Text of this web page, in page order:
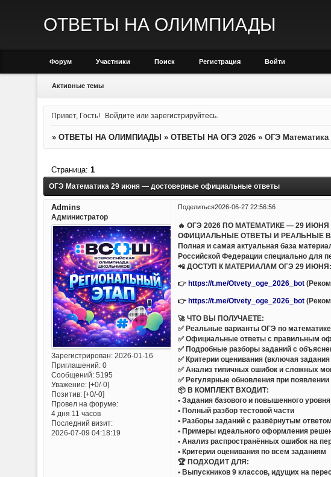
ОТВЕТЫ НА ОЛИМПИАДЫ
Форум Участники Поиск Регистрация Войти
Активные темы
Привет, Гость! Войдите илизарегистрируйтесь
» ОТВЕТЫ НА ОЛИМПИАДЫ » ОТВЕТЫ НА ОГЭ 2026 » ОГЭ
ОГЭ Математика 29 июня — достоверные официальные ответы
Страница: 1
Поделиться2026-06-27 22:56:56
Admins
Администратор
Зарегистрирован: 2026-01-16
Приглашений:0
Сообщений:5195
Уважение: [+0/-0]
Позитив: [+0/-0]
Провел на форуме:
4 дня 11 часов
Последний визит:
2026-07-09 04:18:19
🔥 ОГЭ 2026 ПО МАТЕМАТИКЕ — 29 ИЮНЯ
ОФИЦИАЛЬНЫЕ ОТВЕТЫ И РЕАЛЬНЫЕ
Полная и самая актуальная база
Российской Федерации специально для
📲 ДОСТУП К МАТЕРИАЛАМ ОГЭ 29 ИЮНЯ:
👉 https://t.me/Otvety_oge_2026_bot
👉 https://t.me/Otvety_oge_2026_bot
🚀 ЧТО ВЫ ПОЛУЧАЕТЕ:
✅ Реальные варианты ОГЭ по
✅ Официальные ответы с правильным
✅ Подробные разборы заданий с
✅ Критерии оценивания (включая
✅ Анализ типичных ошибок и сложных
✅ Регулярные обновления при
📦 В КОМПЛЕКТ ВХОДИТ:
• Задания базового и повышенного уровня
• Полный разбор тестовой части
• Разборы заданий с развёрнутым
• Примеры идеального оформления
• Анализ распространённых ошибок на
• Критерии оценивания по всем заданиям
🏆 ПОДХОДИТ ДЛЯ:
• Выпускников 9 классов, идущих на